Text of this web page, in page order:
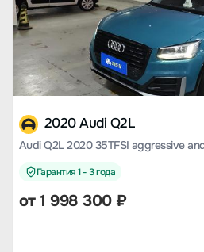
2020 Audi Q2L
Audi Q2L 2020 35TFSI aggressive
Гарантия 1 - 3 года
от1 998 300₽